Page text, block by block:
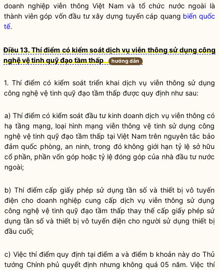
doanh nghiệp viễn thông Việt Nam và tổ chức nước ngoài là
thành viên góp vốn đầu tư xây dựng tuyến cáp quang biển quốc
tế.
Điều 13. Thí điểm có kiểm soát dịch vụ viễn thông sử dụng công
nghệ vệ tinh quỹ đạo tầm thấp
hướng dẫn
1. Thí điểm có kiểm soát triển khai dịch vụ viễn thông sử dụng
công nghệ vệ tinh quỹ đạo tầm thấp được quy định như sau:
a) Thí điểm có kiểm soát đầu tư kinh doanh dịch vụ viễn thông có
hạ tầng mạng, loại hình mạng viễn thông vệ tinh sử dụng công
nghệ vệ tinh quỹ đạo tầm thấp tại Việt Nam trên nguyên tắc bảo
đảm quốc phòng, an ninh, trong đó không giới hạn tỷ lệ sở hữu
cổ phần, phần vốn góp hoặc tỷ lệ đóng góp của nhà đầu tư nước
ngoài;
b) Thí điểm cấp giấy phép sử dụng tần số và thiết bị vô tuyến
điện cho doanh nghiệp cung cấp dịch vụ viễn thông sử dụng
công nghệ vệ tinh quỹ đạo tầm thấp thay thế cấp giấy phép sử
dụng tần số và thiết bị vô tuyến điện cho người sử dụng thiết bị
đầu cuối;
c) Việc thí điểm quy định tại điểm a và điểm b khoản này do Thủ
tướng Chính phủ quyết định nhưng không quá 05 năm. Việc thí